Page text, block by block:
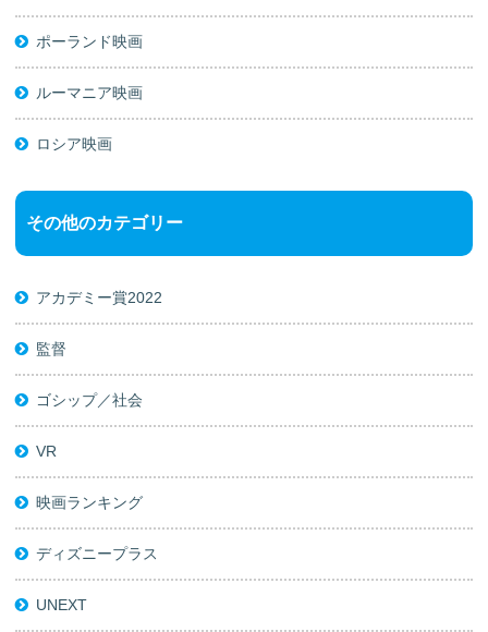
ポーランド映画
ルーマニア映画
ロシア映画
その他のカテゴリー
アカデミー賞2022
監督
ゴシップ／社会
VR
映画ランキング
ディズニープラス
UNEXT